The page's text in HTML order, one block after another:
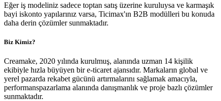
Eğer iş modeliniz sadece toptan satış üzerine kuruluysa ve karmaşık
bayi iskonto yapılarınız varsa, Ticimax'ın B2B modülleri bu konuda
daha derin çözümler sunmaktadır.
Biz Kimiz?
Creamake, 2020 yılında kurulmuş, alanında uzman 14 kişilik
ekibiyle hızla büyüyen bir e-ticaret ajansıdır. Markaların global ve
yerel pazarda rekabet gücünü artırmalarını sağlamak amacıyla,
performanspazarlama alanında danışmanlık ve proje bazlı çözümler
sunmaktadır.